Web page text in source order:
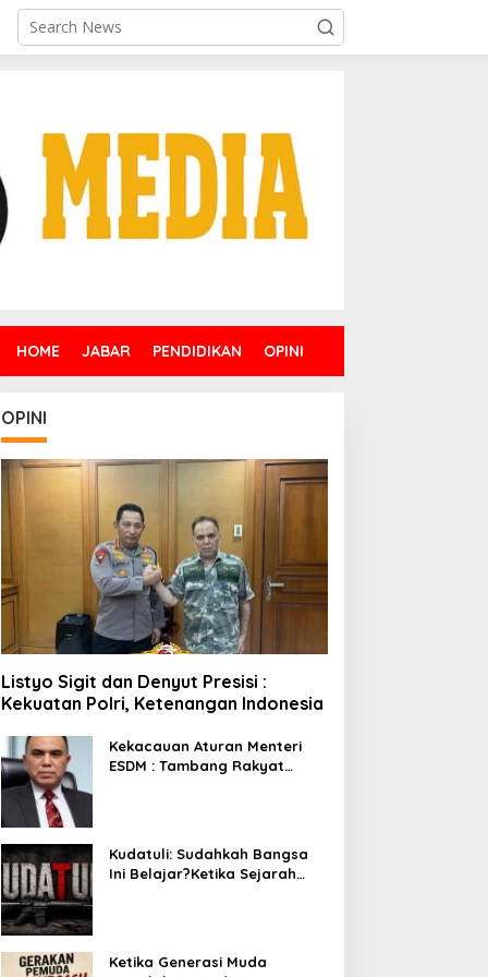
HOME JABAR PENDIDIKAN OPINI
OPINI
Listyo Sigit dan Denyut Presisi :
Kekuatan Polri, Ketenangan Indonesia
Kekacauan Aturan Menteri
ESDM : Tambang Rakyat
Kudatuli: Sudahkah Bangsa
Ini Belajar?Ketika Sejarah
Ketika Generasi Muda